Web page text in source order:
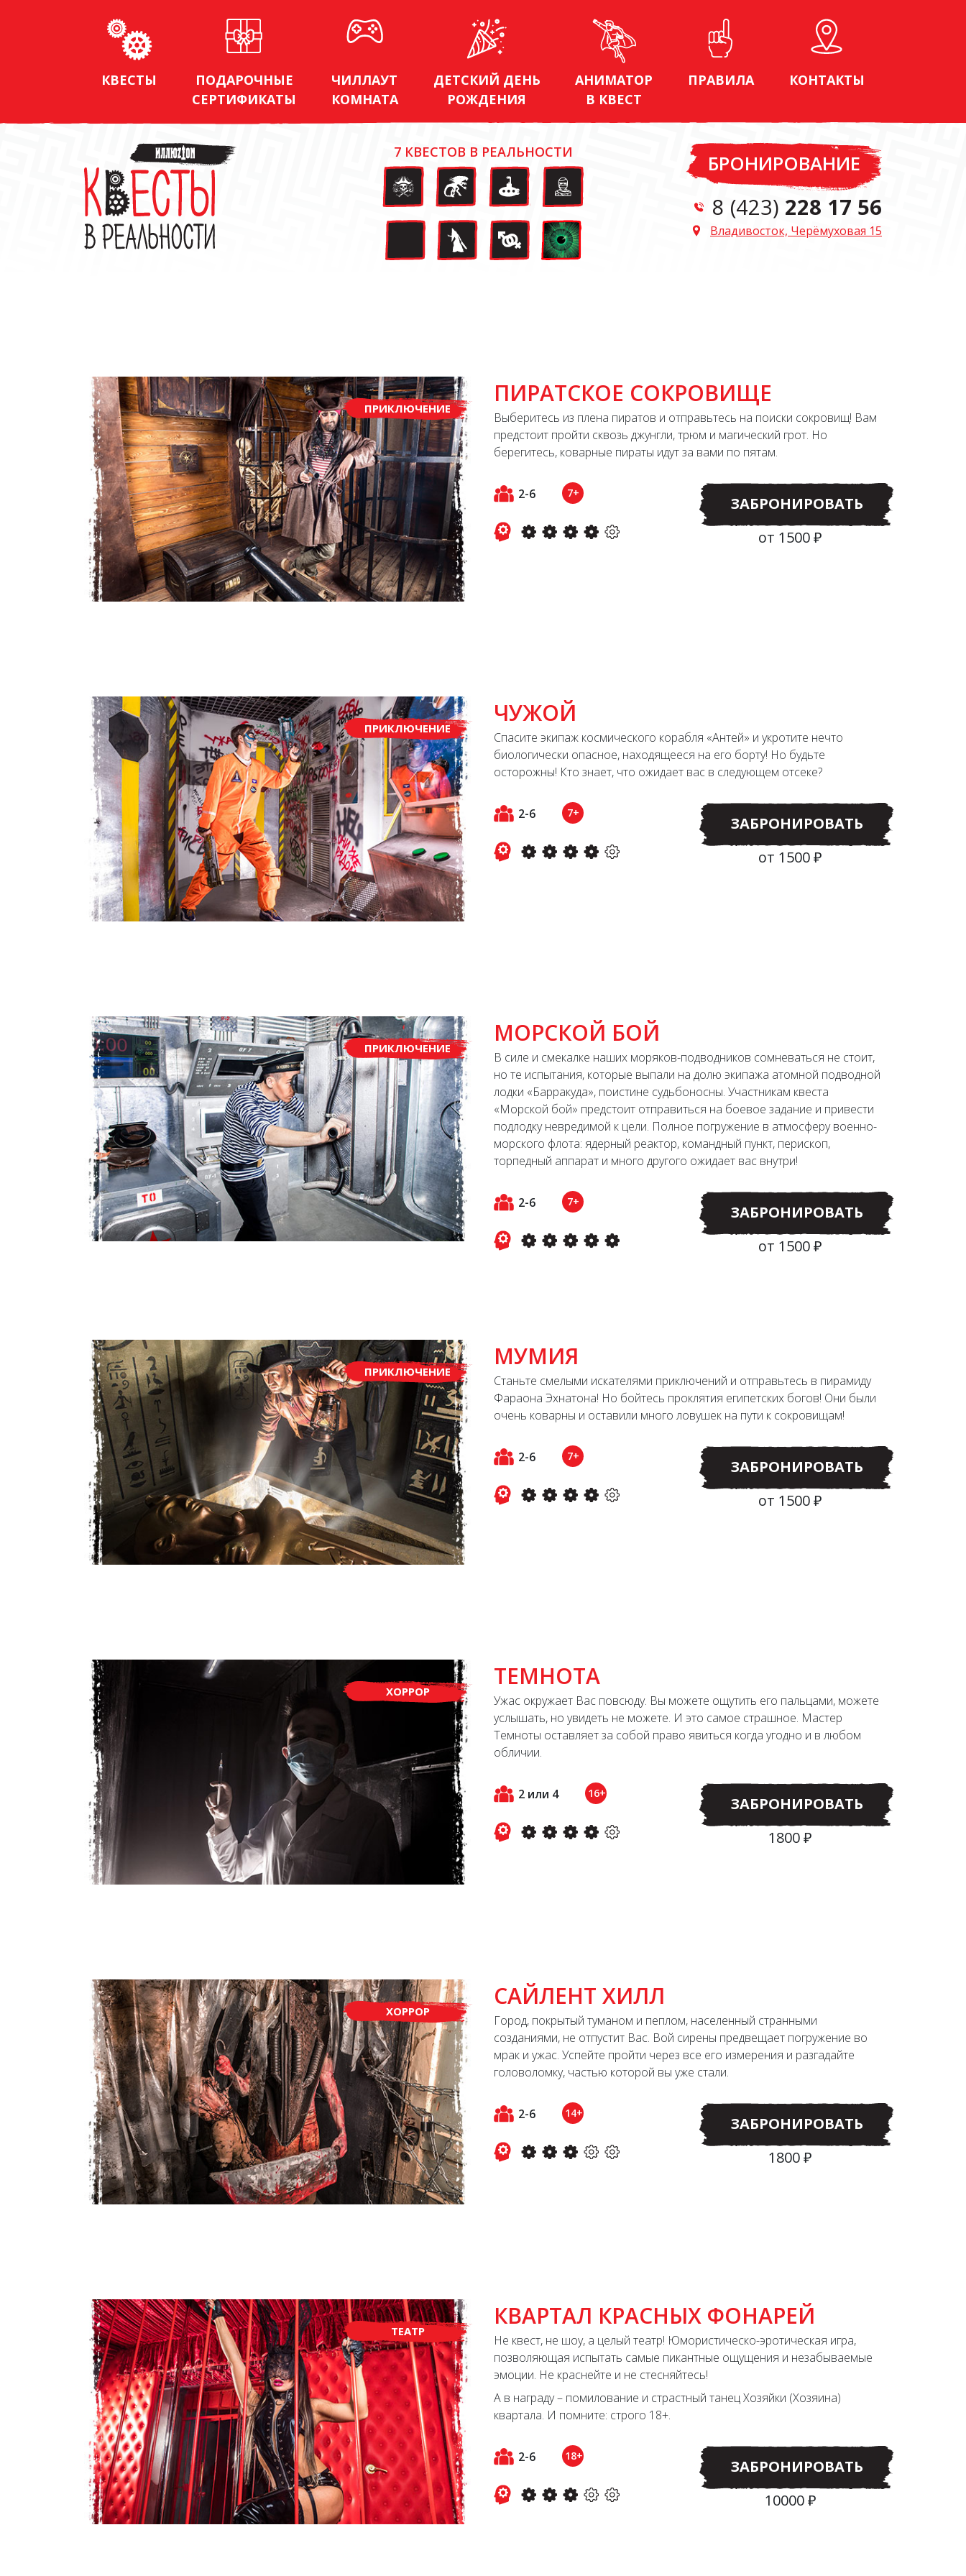
КВЕСТЫ
ПОДАРОЧНЫЕ
СЕРТИФИКАТЫ
ЧИЛЛАУТ
КОМНАТА
ДЕТСКИЙ ДЕНЬ
РОЖДЕНИЯ
АНИМАТОР
В КВЕСТ
ПРАВИЛА КОНТАКТЫ
7 КВЕСТОВ В РЕАЛЬНОСТИ БРОНИРОВАНИЕ
8 (423) 228 17 56
Владивосток, Черёмуховая 15
ПРИКЛЮЧЕНИЕ
ПИРАТСКОЕ СОКРОВИЩЕ
Выберитесь из плена пиратов и отправьтесь на поиски сокровищ! Вам
предстоит пройти сквозь джунгли, трюм и магический грот. Но
берегитесь, коварные пираты идут за вами по пятам.
2-6 7+
ЗАБРОНИРОВАТЬ
от 1500 ₽
ПРИКЛЮЧЕНИЕ
ЧУЖОЙ
Спасите экипаж космического корабля «Антей» и укротите нечто
биологически опасное, находящееся на его борту! Но будьте
осторожны! Кто знает, что ожидает вас в следующем отсеке?
2-6 7+
ЗАБРОНИРОВАТЬ
от 1500 ₽
ПРИКЛЮЧЕНИЕ
МОРСКОЙ БОЙ
В силе и смекалке наших моряков-подводников сомневаться не стоит,
но те испытания, которые выпали на долю экипажа атомной подводной
лодки «Барракуда», поистине судьбоносны. Участникам квеста
«Морской бой» предстоит отправиться на боевое задание и привести
подлодку невредимой к цели. Полное погружение в атмосферу военно-
морского флота: ядерный реактор, командный пункт, перископ,
торпедный аппарат и много другого ожидает вас внутри!
2-6 7+
ЗАБРОНИРОВАТЬ
от 1500 ₽
ПРИКЛЮЧЕНИЕ
МУМИЯ
Станьте смелыми искателями приключений и отправьтесь в пирамиду
Фараона Эхнатона! Но бойтесь проклятия египетских богов! Они были
очень коварны и оставили много ловушек на пути к сокровищам!
2-6 7+
ЗАБРОНИРОВАТЬ
от 1500 ₽
ХОРРОР
ТЕМНОТА
Ужас окружает Вас повсюду. Вы можете ощутить его пальцами, можете
услышать, но увидеть не можете. И это самое страшное. Мастер
Темноты оставляет за собой право явиться когда угодно и в любом
обличии.
2 или 4 16+
ЗАБРОНИРОВАТЬ
1800 ₽
ХОРРОР
САЙЛЕНТ ХИЛЛ
Город, покрытый туманом и пеплом, населенный странными
созданиями, не отпустит Вас. Вой сирены предвещает погружение во
мрак и ужас. Успейте пройти через все его измерения и разгадайте
головоломку, частью которой вы уже стали.
2-6 14+
ЗАБРОНИРОВАТЬ
1800 ₽
ТЕАТР
КВАРТАЛ КРАСНЫХ ФОНАРЕЙ
Не квест, не шоу, а целый театр! Юмористическо-эротическая игра,
позволяющая испытать самые пикантные ощущения и незабываемые
эмоции. Не краснейте и не стесняйтесь!
А в награду – помилование и страстный танец Хозяйки (Хозяина)
квартала. И помните: строго 18+.
2-6 18+
ЗАБРОНИРОВАТЬ
10000 ₽